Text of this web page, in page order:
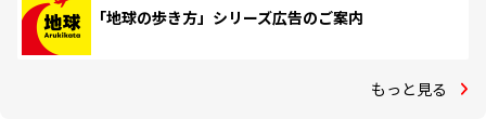
「地球の歩き方」シリーズ広告のご案内
もっと見る